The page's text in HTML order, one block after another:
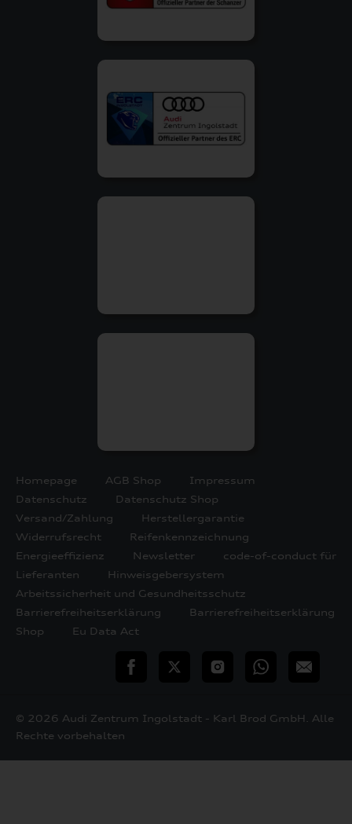
Homepage AGB Shop
Impressum
Datenschutz
Datenschutz Shop
Versand/Zahlung
Herstellergarantie
Widerrufsrecht
Reifenkennzeichnung
Energieeffizienz
Newsletter
code-of-conduct für
Lieferanten
Hinweisgebersystem
Arbeitssicherheit und Gesundheitsschutz
Barrierefreiheitserklärung
Barrierefreiheitserklärung
Shop
Eu Data Act
teilen Twitter InstagramWhatsApp
E-
© 2026 Audi Zentrum Ingolstadt - Karl Brod GmbH. Alle
Rechte vorbehalten